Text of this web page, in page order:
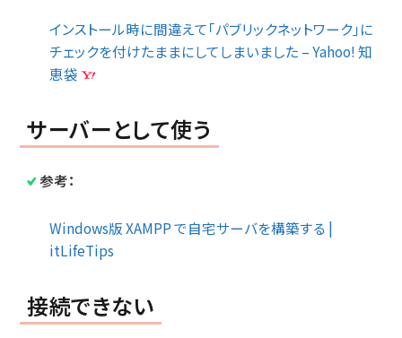
インストール時に間違えて｢パブリックネットワーク｣に
チェックを付けたままにしてしまいました – Yahoo! 知
恵袋
サーバーとして使う
参考：
Windows版 XAMPP で自宅サーバを構築する |
itLifeTips
接続できない